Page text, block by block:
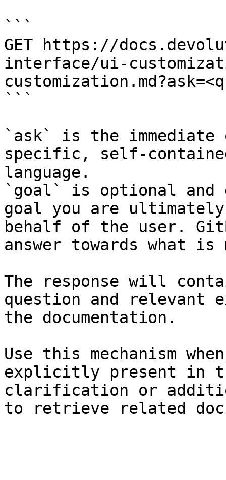
```
GET https://
interface/ui-
```
`ask` is the
specific, self-
language.
`goal` is optional and
goal you are
behalf of the user.
answer towards what
The response will
question and relevant
the documentation.
Use this mechanism
explicitly present in
clarification or